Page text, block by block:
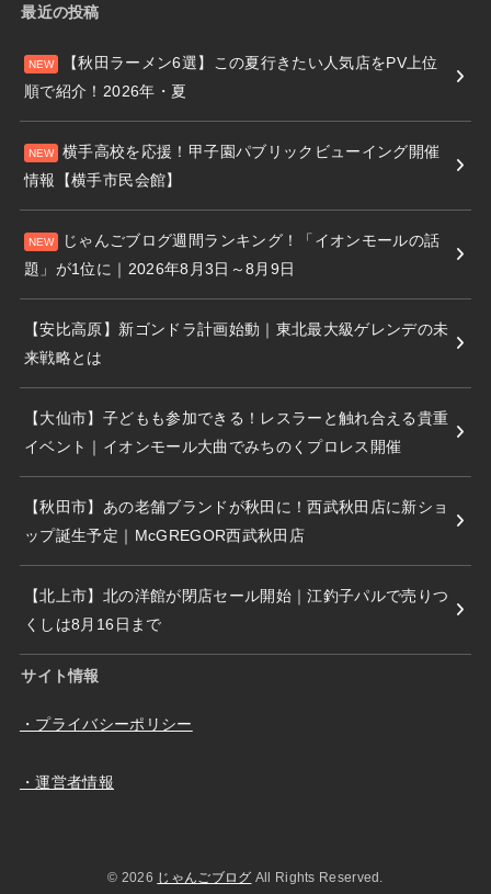
最近の投稿
【秋田ラーメン6選】この夏行きたい人気店をPV上位
順で紹介！2026年・夏
横手高校を応援！甲子園パブリックビューイング開催
情報【横手市民会館】
じゃんごブログ週間ランキング！「イオンモールの話
題」が1位に｜2026年8月3日～8月9日
【安比高原】新ゴンドラ計画始動｜東北最大級ゲレンデの未
来戦略とは
【大仙市】子どもも参加できる！レスラーと触れ合える貴重
イベント｜イオンモール大曲でみちのくプロレス開催
【秋田市】あの老舗ブランドが秋田に！西武秋田店に新ショ
ップ誕生予定｜McGREGOR西武秋田店
【北上市】北の洋館が閉店セール開始｜江釣子パルで売りつ
くしは8月16日まで
サイト情報
・プライバシーポリシー
・運営者情報
© 2026 じゃんごブログ All Rights Reserved.